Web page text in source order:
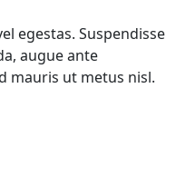
egestas. Suspendisse
augue ante
mauris ut metus nisl.